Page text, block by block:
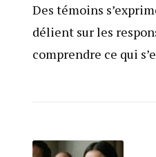
Des témoins
délient sur les
comprendre ce qui